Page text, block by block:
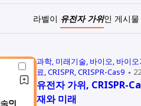
라벨이 유전자 가위인 게시물
과학 미래기술 바이오 바이오
료 CRISPR CRISPR-Cas9
유전자 가위, CRISPR-
재와 미래